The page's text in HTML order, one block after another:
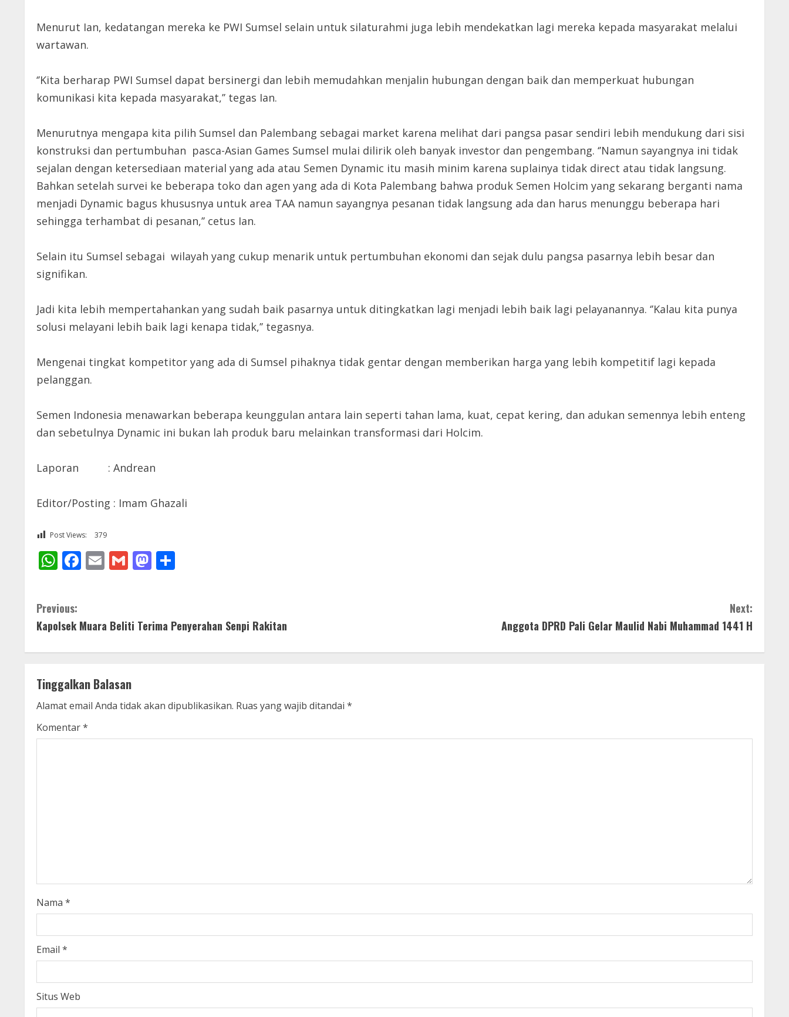
Menurut Ian, kedatangan mereka ke PWI Sumsel selain untuk silaturahmi juga lebih mendekatkan lagi mereka kepada masyarakat melalui
wartawan.
‘’Kita berharap PWI Sumsel dapat bersinergi dan lebih memudahkan menjalin hubungan dengan baik dan memperkuat hubungan
komunikasi kita kepada masyarakat,’’ tegas Ian.
Menurutnya mengapa kita pilih Sumsel dan Palembang sebagai market karena melihat dari pangsa pasar sendiri lebih mendukung dari sisi
konstruksi dan pertumbuhan pasca-Asian Games Sumsel mulai dilirik oleh banyak investor dan pengembang. ‘’Namun sayangnya ini tidak
sejalan dengan ketersediaan material yang ada atau Semen Dynamic itu masih minim karena suplainya tidak direct atau tidak langsung.
Bahkan setelah survei ke beberapa toko dan agen yang ada di Kota Palembang bahwa produk Semen Holcim yang sekarang berganti nama
menjadi Dynamic bagus khususnya untuk area TAA namun sayangnya pesanan tidak langsung ada dan harus menunggu beberapa hari
sehingga terhambat di pesanan,’’ cetus Ian.
Selain itu Sumsel sebagai wilayah yang cukup menarik untuk pertumbuhan ekonomi dan sejak dulu pangsa pasarnya lebih besar dan
signifikan.
Jadi kita lebih mempertahankan yang sudah baik pasarnya untuk ditingkatkan lagi menjadi lebih baik lagi pelayanannya. ‘’Kalau kita punya
solusi melayani lebih baik lagi kenapa tidak,’’ tegasnya.
Mengenai tingkat kompetitor yang ada di Sumsel pihaknya tidak gentar dengan memberikan harga yang lebih kompetitif lagi kepada
pelanggan.
Semen Indonesia menawarkan beberapa keunggulan antara lain seperti tahan lama, kuat, cepat kering, dan adukan semennya lebih enteng
dan sebetulnya Dynamic ini bukan lah produk baru melainkan transformasi dari Holcim.
Laporan : Andrean
Editor/Posting : Imam Ghazali
Post Views: 379
WhatsApp
Facebook
EmailGmailMastodon
C
o
n
t
i
n
d
i
n
g
Previous:
Kapolsek Muara Beliti Terima Penyerahan Senpi Rakitan
Next:
Anggota DPRD Pali Gelar Maulid Nabi Muhammad 1441 H
Tinggalkan Balasan
Alamat email Anda tidak akan dipublikasikan. Ruas yang wajib ditandai *
Komentar*
Nama *
Email *
Situs Web